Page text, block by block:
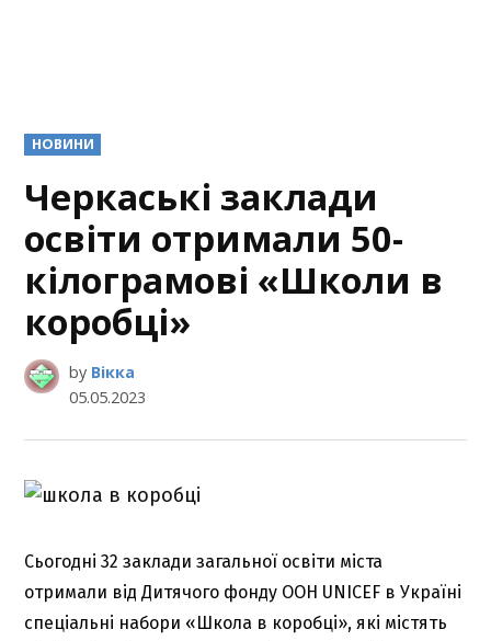
POSTED
IN
НОВИНИ
Черкаські заклади
освіти отримали 50-
кілограмові «Школи в
коробці»
by Вікка
05.05.2023
Сьогодні 32 заклади загальної освіти міста
отримали від Дитячого фонду ООН UNICEF в Україні
спеціальні набори «Школа в коробці», які містять